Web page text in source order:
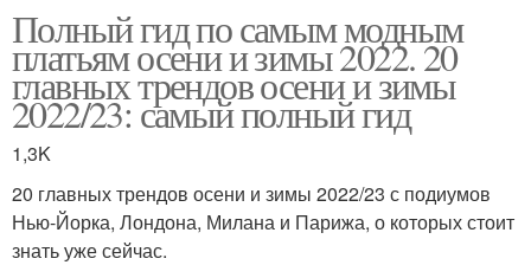
Полный гид по самым модным
платьям осени и зимы 2022. 20
главных трендов осени и зимы
2022/23: самый полный гид
1,3K
20 главных трендов осени и зимы 2022/23 с подиумов
Нью-Йорка, Лондона, Милана и Парижа, о которых стоит
знать уже сейчас.